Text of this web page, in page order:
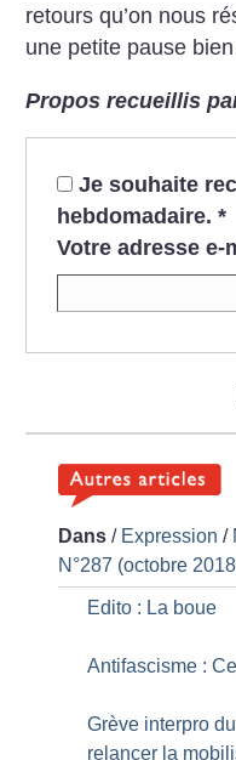
retours qu’on nous
une petite pause
Propos recueillis
Je souhaite
hebdomadaire. *
Votre adresse e-
Dans / Expression /
N°287 (octobre
Edito : La boue
Antifascisme :
Grève interpro
relancer la